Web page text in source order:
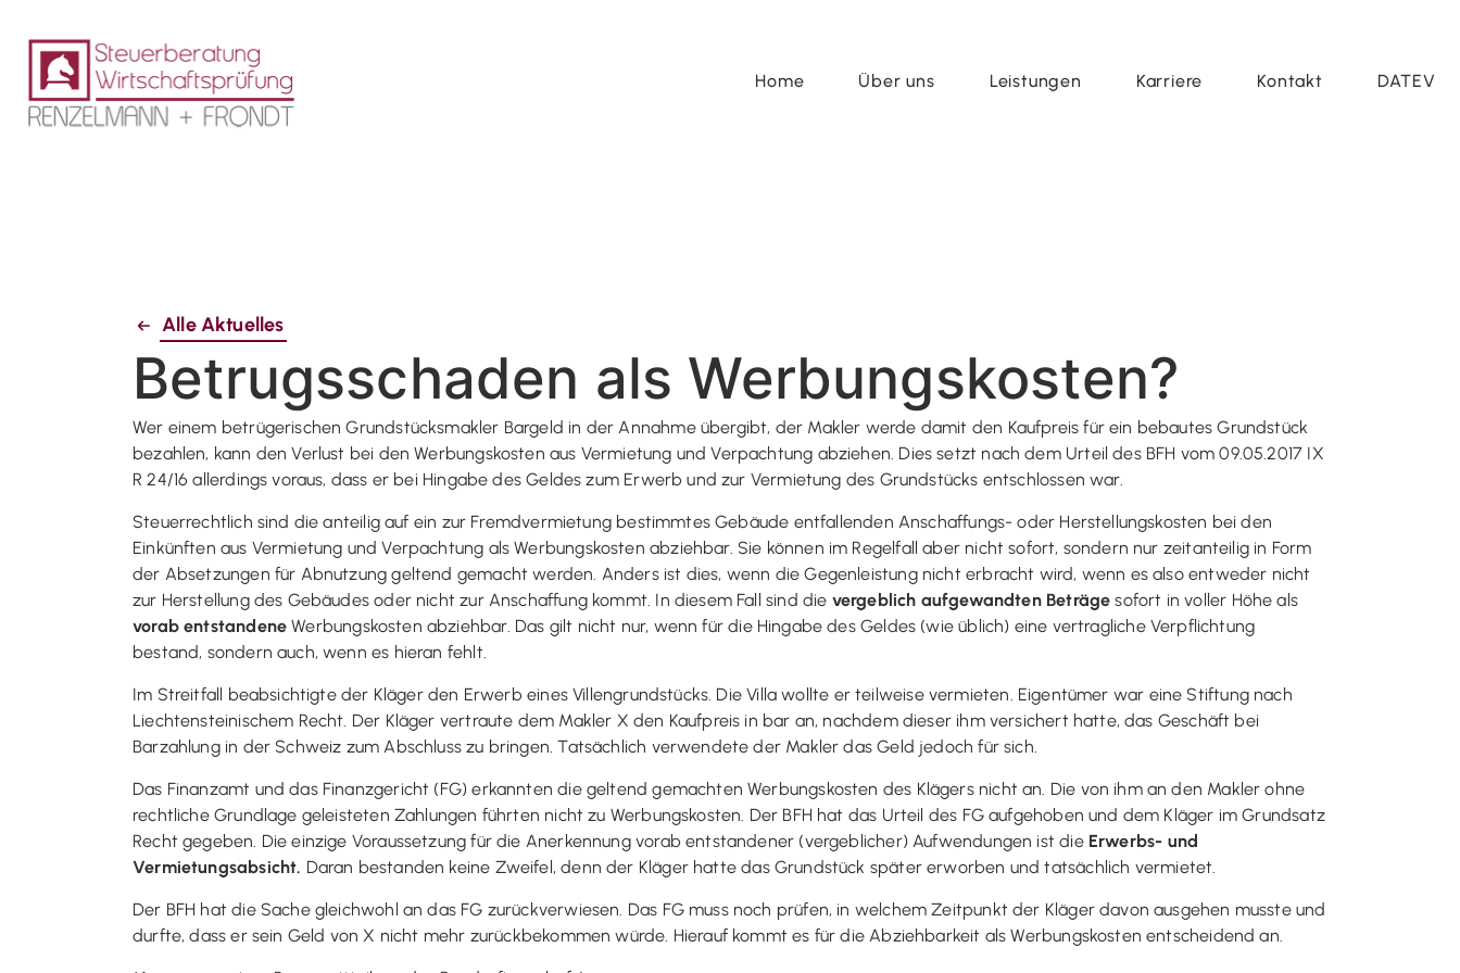
Home Über uns Leistungen Karriere Kontakt DATEV
Alle Aktuelles
Betrugsschaden als Werbungskosten?
Wer einem betrügerischen Grundstücksmakler Bargeld in der Annahme übergibt, der Makler werde damit den Kaufpreis für ein bebautes Grundstück
bezahlen, kann den Verlust bei den Werbungskosten aus Vermietung und Verpachtung abziehen. Dies setzt nach dem Urteil des BFH vom 09.05.2017 IX
R 24/16 allerdings voraus, dass er bei Hingabe des Geldes zum Erwerb und zur Vermietung des Grundstücks entschlossen war.
Steuerrechtlich sind die anteilig auf ein zur Fremdvermietung bestimmtes Gebäude entfallenden Anschaffungs- oder Herstellungskosten bei den
Einkünften aus Vermietung und Verpachtung als Werbungskosten abziehbar. Sie können im Regelfall aber nicht sofort, sondern nur zeitanteilig in Form
der Absetzungen für Abnutzung geltend gemacht werden. Anders ist dies, wenn die Gegenleistung nicht erbracht wird, wenn es also entweder nicht
zur Herstellung des Gebäudes oder nicht zur Anschaffung kommt. In diesem Fall sind die vergeblich aufgewandten Beträge sofort in voller Höhe als
vorab entstandene Werbungskosten abziehbar. Das gilt nicht nur, wenn für die Hingabe des Geldes (wie üblich) eine vertragliche Verpflichtung
bestand, sondern auch, wenn es hieran fehlt.
Im Streitfall beabsichtigte der Kläger den Erwerb eines Villengrundstücks. Die Villa wollte er teilweise vermieten. Eigentümer war eine Stiftung nach
Liechtensteinischem Recht. Der Kläger vertraute dem Makler X den Kaufpreis in bar an, nachdem dieser ihm versichert hatte, das Geschäft bei
Barzahlung in der Schweiz zum Abschluss zu bringen. Tatsächlich verwendete der Makler das Geld jedoch für sich.
Das Finanzamt und das Finanzgericht (FG) erkannten die geltend gemachten Werbungskosten des Klägers nicht an. Die von ihm an den Makler ohne
rechtliche Grundlage geleisteten Zahlungen führten nicht zu Werbungskosten. Der BFH hat das Urteil des FG aufgehoben und dem Kläger im Grundsatz
Recht gegeben. Die einzige Voraussetzung für die Anerkennung vorab entstandener (vergeblicher) Aufwendungen ist die Erwerbs- und
Vermietungsabsicht. Daran bestanden keine Zweifel, denn der Kläger hatte das Grundstück später erworben und tatsächlich vermietet.
Der BFH hat die Sache gleichwohl an das FG zurückverwiesen. Das FG muss noch prüfen, in welchem Zeitpunkt der Kläger davon ausgehen musste und
durfte, dass er sein Geld von X nicht mehr zurückbekommen würde. Hierauf kommt es für die Abziehbarkeit als Werbungskosten entscheidend an.